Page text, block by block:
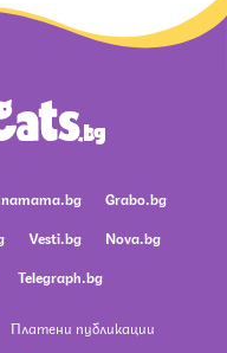
Grabo.bg
Vesti.bg
Nova.bg
Telegraph.bg
Платени публикации